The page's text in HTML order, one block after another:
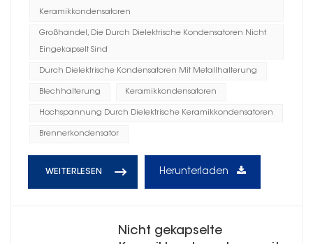
Keramikkondensatoren
Großhandel, Die Durch Dielektrische Kondensatoren Nicht
Eingekapselt Sind
Durch Dielektrische Kondensatoren Mit Metallhalterung
Blechhalterung Keramikkondensatoren
Hochspannung Durch Dielektrische Keramikkondensatoren
Brennerkondensator
WEITERLESEN Herunterladen
Nicht gekapselte